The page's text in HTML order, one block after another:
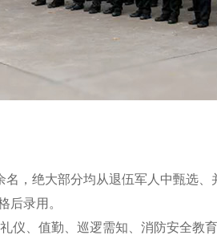
名，绝大部分均从退伍军人中甄选
后录用。
仪、值勤、巡逻需知、消防安全教